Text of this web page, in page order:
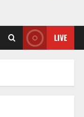
LIVE